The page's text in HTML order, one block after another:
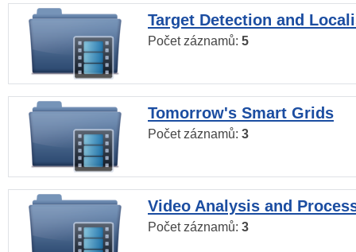
Target Detection and
Počet záznamů: 5
Tomorrow's Smart Grids
Počet záznamů: 3
Video Analysis and
Počet záznamů: 3